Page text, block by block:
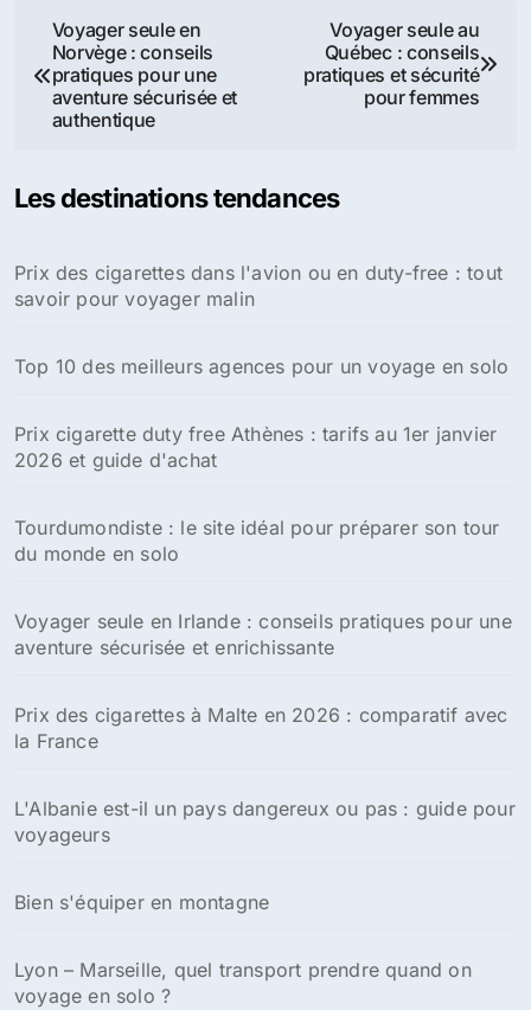
Navigation
de
l’article
Voyager seule en
Norvège : conseils
pratiques pour une
aventure sécurisée et
authentique
Voyager seule au
Québec : conseils
pratiques et sécurité
pour femmes
Les destinations tendances
Prix des cigarettes dans l'avion ou en duty-free : tout
savoir pour voyager malin
Top 10 des meilleurs agences pour un voyage en solo
Prix cigarette duty free Athènes : tarifs au 1er janvier
2026 et guide d'achat
Tourdumondiste : le site idéal pour préparer son tour
du monde en solo
Voyager seule en Irlande : conseils pratiques pour une
aventure sécurisée et enrichissante
Prix des cigarettes à Malte en 2026 : comparatif avec
la France
L'Albanie est-il un pays dangereux ou pas : guide pour
voyageurs
Bien s'équiper en montagne
Lyon – Marseille, quel transport prendre quand on
voyage en solo ?